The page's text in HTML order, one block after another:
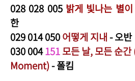
028 028 005밝게 빛나는 별이
한
029014 050어떻게 지내- 오반
030004151모든 날, 모든 순
Moment)- 폴킴